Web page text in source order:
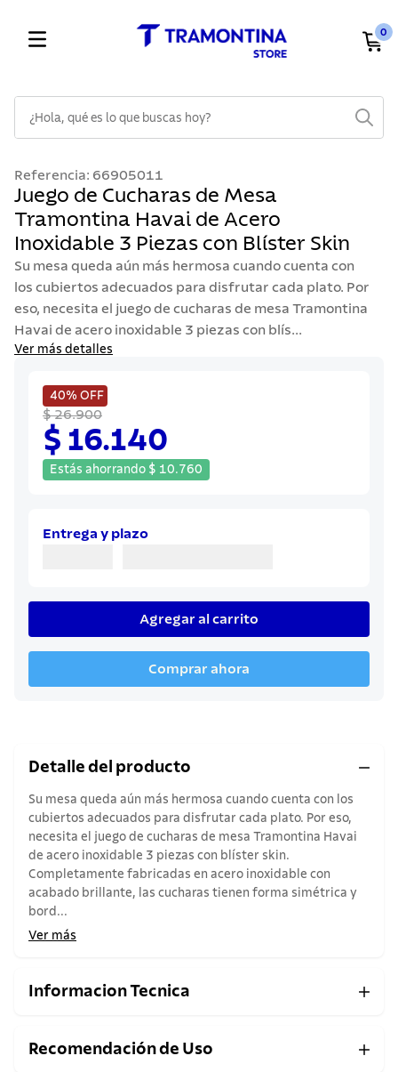
0
Referencia: 66905011
Juego de Cucharas de Mesa
Tramontina Havai de Acero
Inoxidable 3 Piezas con Blíster Skin
Su mesa queda aún más hermosa cuando cuenta con
los cubiertos adecuados para disfrutar cada plato. Por
eso, necesita el juego de cucharas de mesa Tramontina
Havai de acero inoxidable 3 piezas con blís...
Ver más detalles
40% OFF
$ 26.900
$ 16.140
Estás ahorrando $ 10.760
Entrega y plazo
Agregar al carrito
Comprar ahora
Detalle del producto
Su mesa queda aún más hermosa cuando cuenta con los
cubiertos adecuados para disfrutar cada plato. Por eso,
necesita el juego de cucharas de mesa Tramontina Havai
de acero inoxidable 3 piezas con blíster skin.
Completamente fabricadas en acero inoxidable con
acabado brillante, las cucharas tienen forma simétrica y
bord...
Ver más
Informacion Tecnica
Recomendación de Uso
1 .
cuchillos
2.
cubiertos
3.
sarten
lavaplatos
5.
ollas
acero inoxidable
juego cuchillos
cuchillo
10. olla